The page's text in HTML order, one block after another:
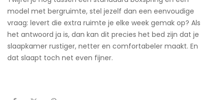
model met bergruimte, stel jezelf dan een eenvoudige
vraag: levert die extra ruimte je elke week gemak op? Als
het antwoord ja is, dan kan dit precies het bed zijn dat je
slaapkamer rustiger, netter en comfortabeler maakt. En
dat slaapt toch net even fijner.